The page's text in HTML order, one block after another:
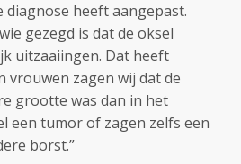
diagnose heeft aangepast.
gezegd is dat de oksel
uitzaaiingen. Dat heeft
vrouwen zagen wij dat de
grootte was dan in het
een tumor of zagen zelfs een
borst.”